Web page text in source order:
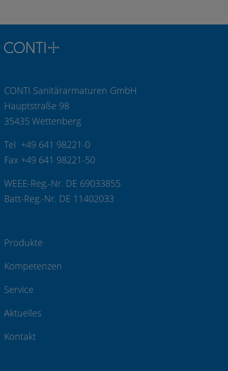
CONTI Sanitärarmaturen GmbH
Hauptstraße 98
35435 Wettenberg
Tel +49 641 98221-0
Fax +49 641 98221-50
WEEE-Reg.-Nr. DE 69033855
Batt-Reg.-Nr. DE 11402033
Produkte
Kompetenzen
Service
Aktuelles
Kontakt